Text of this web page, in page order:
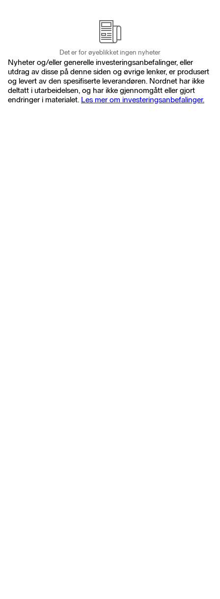
Det er for øyeblikket ingen nyheter
Nyheter og/eller generelle investeringsanbefalinger, eller
utdrag av disse på denne siden og øvrige lenker, er produsert
og levert av den spesifiserte leverandøren. Nordnet har ikke
deltatt i utarbeidelsen, og har ikke gjennomgått eller gjort
endringer i materialet. Les mer om investeringsanbefalinger.